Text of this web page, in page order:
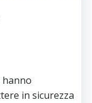
hanno
in sicurezza